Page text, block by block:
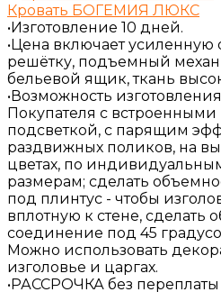
Кровать БОГЕМИЯ ЛЮКС
•Изготовление 10 дней.
•Цена включает
решётку, подъемный
бельевой ящик, ткань
•Возможность
Покупателя с встроенными
подсветкой, с парящим
раздвижных поликов, на
цветах, по
размерам; сделать
под плинтус - чтобы
вплотную к стене, сделать
соединение под 45
Можно использовать
изголовье и царгах.
•РАССРОЧКА без переплаты